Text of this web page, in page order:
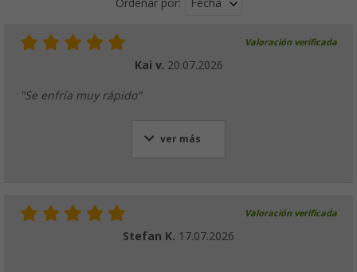
Ordenar por: Fecha
Valoración verificada
Kai v. 20.07.2026
"Se enfría muy rápido"
ver más
Valoración verificada
Stefan K. 17.07.2026